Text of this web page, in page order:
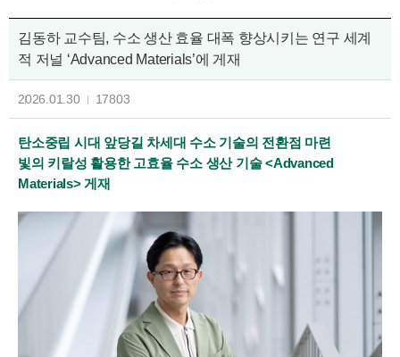
김동하 교수팀, 수소 생산 효율 대폭 향상시키는 연구 세계
적 저널 ‘Advanced Materials’에 게재
2026.01.30 17803
탄소중립 시대 앞당길 차세대 수소 기술의 전환점 마련
빛의 키랄성 활용한 고효율 수소 생산 기술 <Advanced
Materials> 게재